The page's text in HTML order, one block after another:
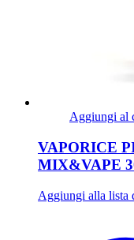
Aggiungi al
VAPORICE
MIX&VAPE
Aggiungi alla lista